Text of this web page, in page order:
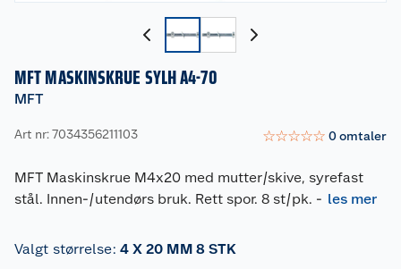
MFT MASKINSKRUE SYLH A4-70
MFT
Art nr: 7034356211103 ☆☆☆☆☆ 0omtaler
MFT Maskinskrue M4x20 med mutter/skive, syrefast
stål. Innen-/utendørs bruk. Rett spor. 8 st/pk. - les mer
Valgt størrelse: 4 X 20 MM 8 STK